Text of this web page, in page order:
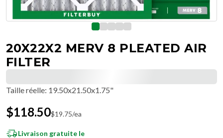
20X22X2 MERV 8 PLEATED AIR
FILTER
Taille réelle: 19.50x21.50x1.75"
$118.50$19.75/ea
Livraison gratuite le